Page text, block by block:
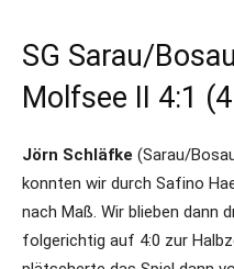
SG Sarau/
Molfsee II 4:1
Jörn Schläfke (Sarau/
konnten wir durch Safino
nach Maß. Wir blieben dann
folgerichtig auf 4:0 zur